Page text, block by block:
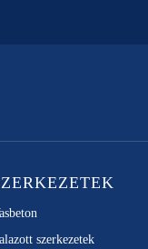
szerkezetek